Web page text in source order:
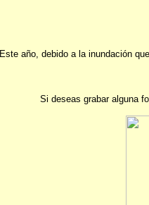
Este año, debido a la inundación
Si deseas grabar alguna